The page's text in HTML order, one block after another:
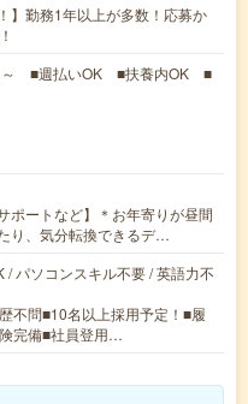
】勤務1年以上が多数！応募か
～ ■週払いOK ■扶養内OK ■
ポートなど】＊お年寄りが昼間
り、気分転換できるデ…
/ パソコンスキル不要 / 英語力不
不問■10名以上採用予定！■履
完備■社員登用…